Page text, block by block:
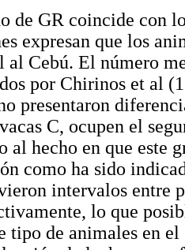
de GR coincide con
expresan que los
al Cebú. El número
por Chirinos et al
presentaron
C, ocupen el
al hecho en que este
como ha sido
intervalos entre
lo que
tipo de animales en